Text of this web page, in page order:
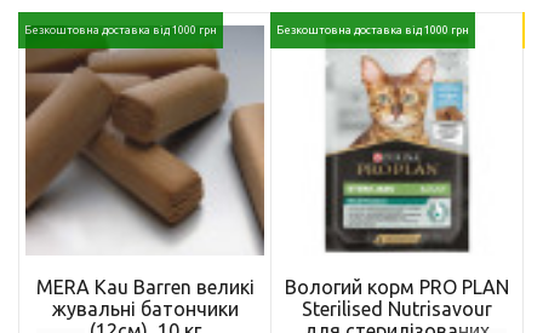
Безкоштовна доставка від 1000 грн
MERA Kau Barren великі
жувальні батончики
Безкоштовна доставка від 1000 грн
Вологий корм PRO PLAN
Sterilised Nutrisavour